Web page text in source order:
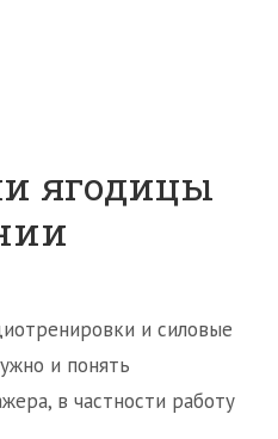
ягодицы
и силовые
и понять
в частности работу